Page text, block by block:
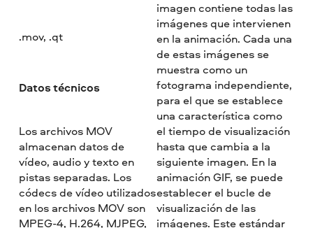
.mov, .qt
Datos técnicos
Los archivos MOV
almacenan datos de
vídeo, audio y texto en
pistas separadas. Los
códecs de vídeo utilizados
en los archivos MOV son
MPEG-4, H.264, MJPEG,
imagen contiene todas las
imágenes que intervienen
en la animación. Cada una
de estas imágenes se
muestra como un
fotograma independiente,
para el que se establece
una característica como
el tiempo de visualización
hasta que cambia a la
siguiente imagen. En la
animación GIF, se puede
establecer el bucle de
visualización de las
imágenes. Este estándar